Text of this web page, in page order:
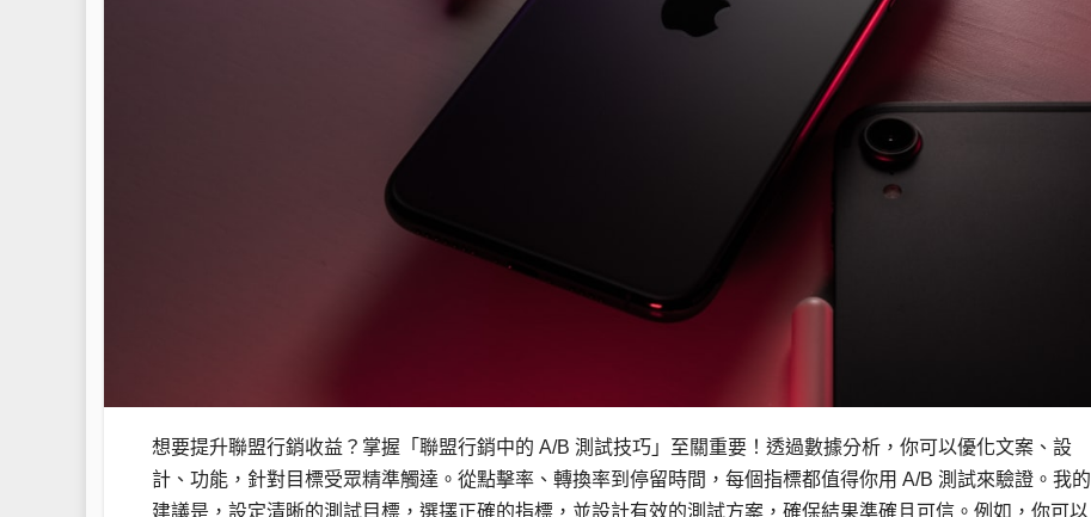
想要提升聯盟行銷收益？掌握「聯盟行銷中的 A/B 測試技巧」至關重要！透過數據分析，你可以優化文案、設
計、功能，針對目標受眾精準觸達。從點擊率、轉換率到停留時間，每個指標都值得你用 A/B 測試來驗證。我的
建議是，設定清晰的測試目標，選擇正確的指標，並設計有效的測試方案，確保結果準確且可信。例如，你可以